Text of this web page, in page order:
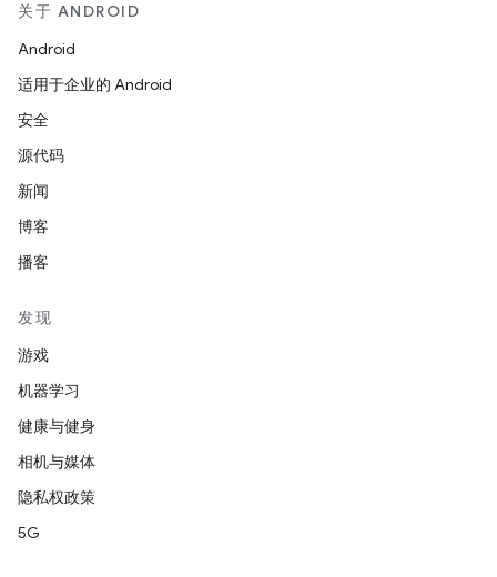
关于 ANDROID
Android
适用于企业的 Android
安全
源代码
新闻
博客
播客
发现
游戏
机器学习
健康与健身
相机与媒体
隐私权政策
5G